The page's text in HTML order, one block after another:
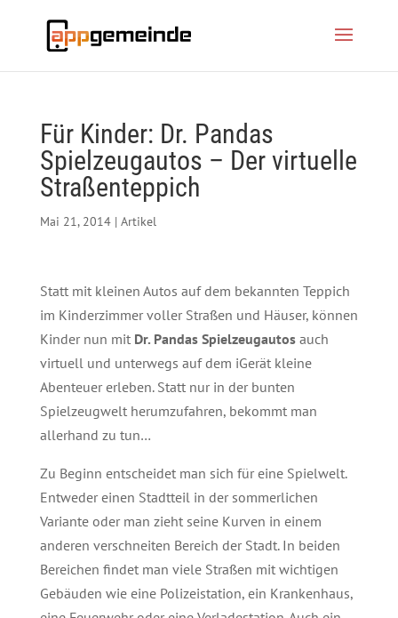
Für Kinder: Dr. Pandas
Spielzeugautos – Der virtuelle
Straßenteppich
Mai 21, 2014| Artikel
Statt mit kleinen Autos auf dem bekannten Teppich
im Kinderzimmer voller Straßen und Häuser, können
Kinder nun mit Dr. Pandas Spielzeugautosauch
virtuell und unterwegs auf dem iGerät kleine
Abenteuer erleben. Statt nur in der bunten
Spielzeugwelt herumzufahren, bekommt man
allerhand zu tun…
Zu Beginn entscheidet man sich für eine Spielwelt.
Entweder einen Stadtteil in der sommerlichen
Variante oder man zieht seine Kurven in einem
anderen verschneiten Bereich der Stadt. In beiden
Bereichen findet man viele Straßen mit wichtigen
Gebäuden wie eine Polizeistation, ein Krankenhaus,